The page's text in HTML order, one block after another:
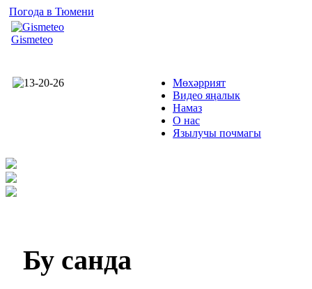
Погода в Тюмени
Gismeteo
Мөхәррият
Видео яңалык
Намаз
О нас
Язылучы почмагы
Бу санда